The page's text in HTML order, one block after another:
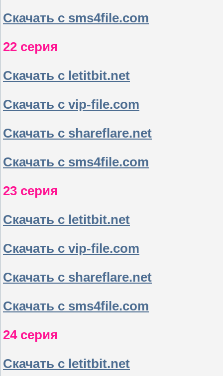
Скачать с sms4file.com
22 серия
Скачать с letitbit.net
Скачать с vip-file.com
Скачать с shareflare.net
Скачать с sms4file.com
23 серия
Скачать с letitbit.net
Скачать с vip-file.com
Скачать с shareflare.net
Скачать с sms4file.com
24 серия
Скачать с letitbit.net